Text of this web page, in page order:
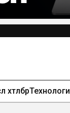
хөтөлбөрТехнологи